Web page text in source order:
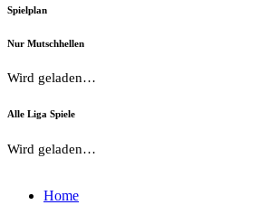
Spielplan
Nur Mutschhellen
Wird geladen…
Alle Liga Spiele
Wird geladen…
Home